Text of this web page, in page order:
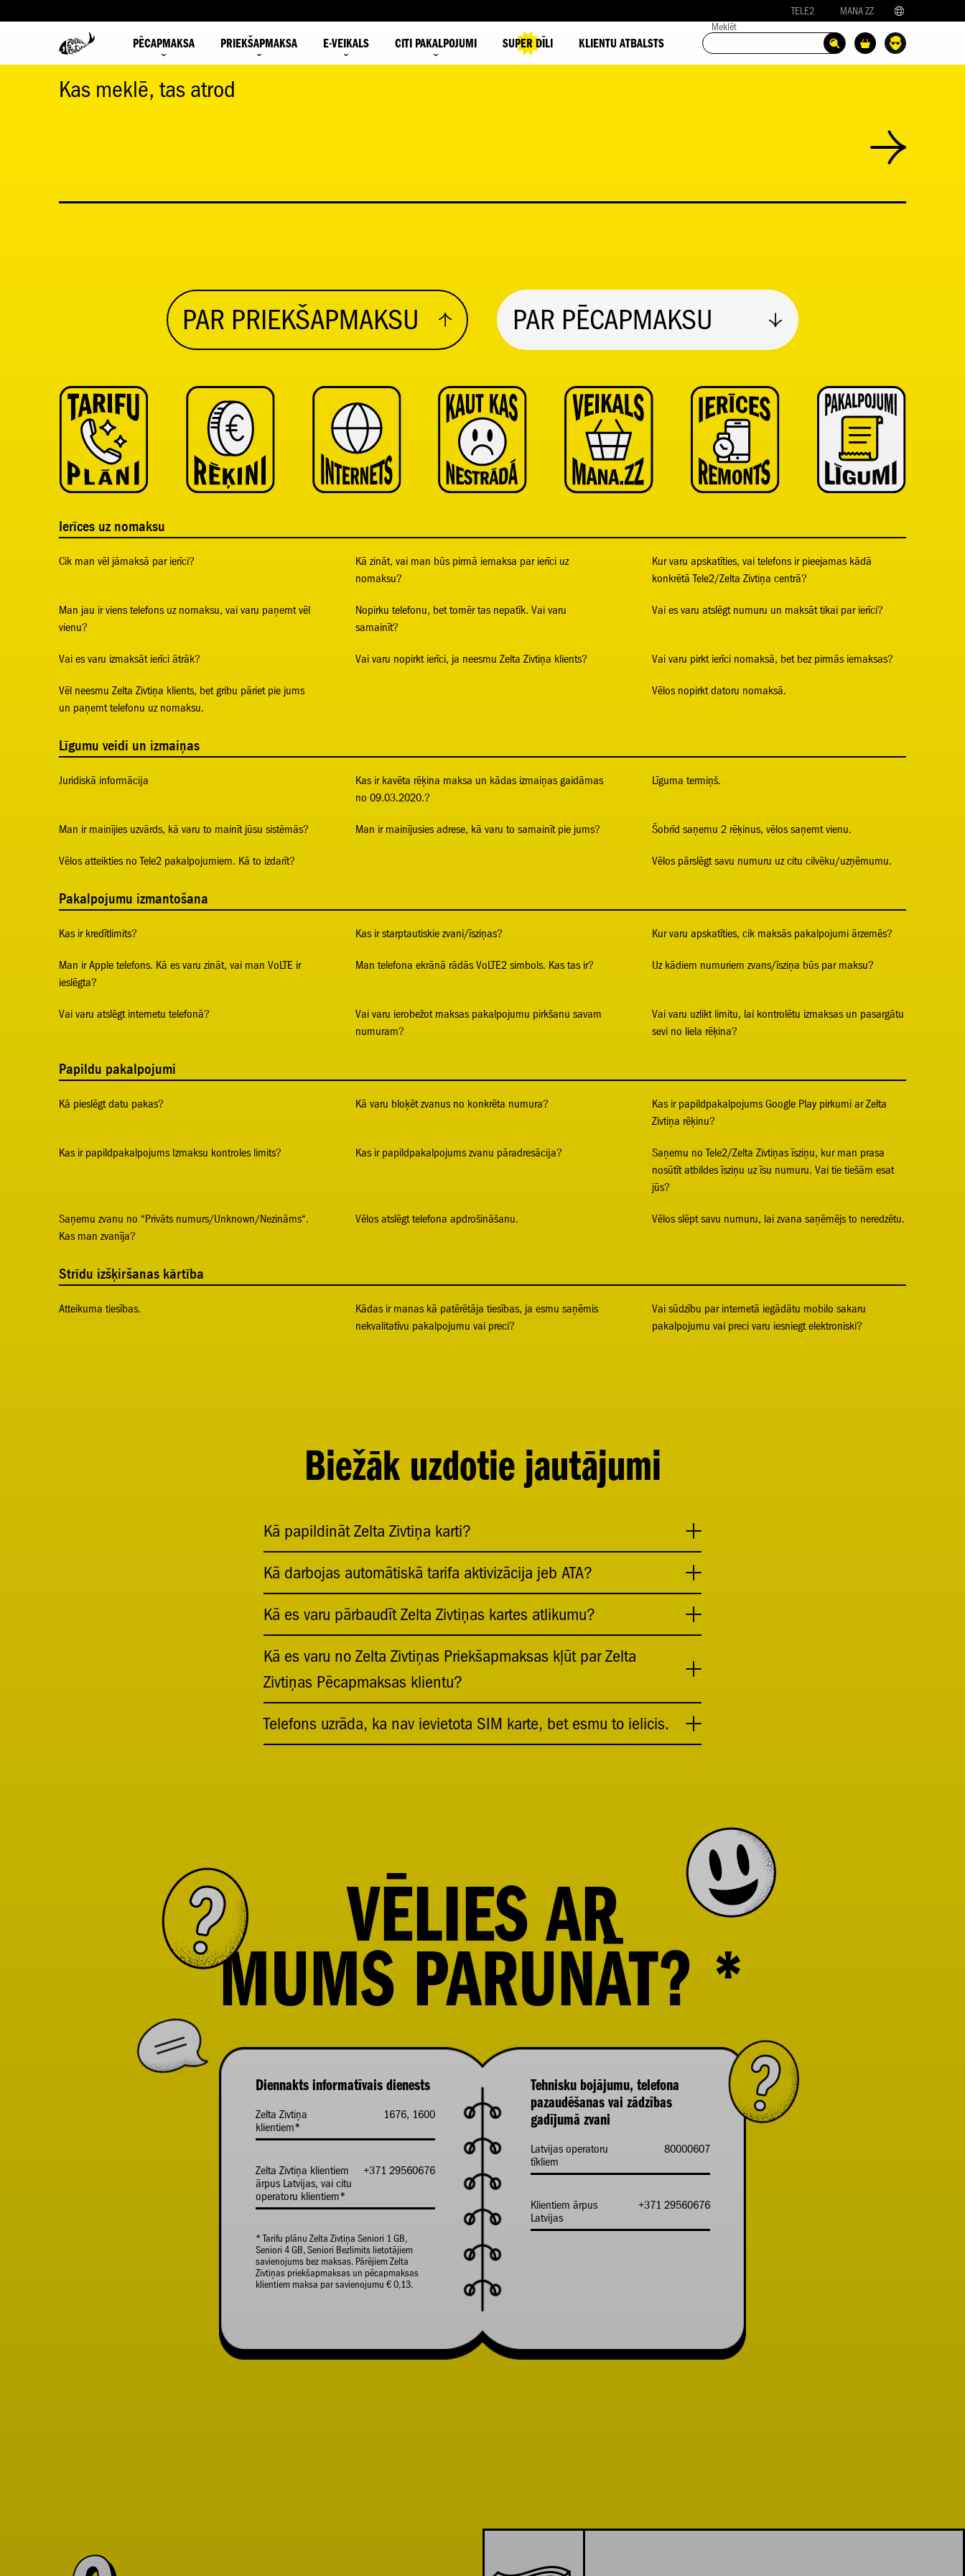
TELE2 MANA ZZ
PĒCAPMAKSA PRIEKŠAPMAKSA E-VEIKALS CITI PAKALPOJUMI SUPER DĪLI KLIENTU ATBALSTS
Meklēt
Kas meklē, tas atrod
PAR PRIEKŠAPMAKSU PAR PĒCAPMAKSU
Ierīces uz nomaksu
Cik man vēl jāmaksā par ierīci?
Kā zināt, vai man būs pirmā iemaksa par ierīci uz
nomaksu?
Kur varu apskatīties, vai telefons ir pieejamas kādā
konkrētā Tele2/Zelta Zivtiņa centrā?
Man jau ir viens telefons uz nomaksu, vai varu paņemt vēl
vienu?
Nopirku telefonu, bet tomēr tas nepatīk. Vai varu
samainīt?
Vai es varu atslēgt numuru un maksāt tikai par ierīci?
Vai es varu izmaksāt ierīci ātrāk? Vai varu nopirkt ierīci, ja neesmu Zelta Zivtiņa klients? Vai varu pirkt ierīci nomaksā, bet bez pirmās iemaksas?
Vēl neesmu Zelta Zivtiņa klients, bet gribu pāriet pie jums
un paņemt telefonu uz nomaksu.
Vēlos nopirkt datoru nomaksā.
Līgumu veidi un izmaiņas
Juridiskā informācija
Kas ir kavēta rēķina maksa un kādas izmaiņas gaidāmas
no 09.03.2020.?
Līguma termiņš.
Man ir mainījies uzvārds, kā varu to mainīt jūsu sistēmās? Man ir mainījusies adrese, kā varu to samainīt pie jums? Šobrīd saņemu 2 rēķinus, vēlos saņemt vienu.
Vēlos atteikties no Tele2 pakalpojumiem. Kā to izdarīt? Vēlos pārslēgt savu numuru uz citu cilvēku/uzņēmumu.
Pakalpojumu izmantošana
Kas ir kredītlimits? Kas ir starptautiskie zvani/īsziņas? Kur varu apskatīties, cik maksās pakalpojumi ārzemēs?
Man ir Apple telefons. Kā es varu zināt, vai man VoLTE ir
ieslēgta?
Man telefona ekrānā rādās VoLTE2 simbols. Kas tas ir? Uz kādiem numuriem zvans/īsziņa būs par maksu?
Vai varu atslēgt internetu telefonā?
Vai varu ierobežot maksas pakalpojumu pirkšanu savam
numuram?
Vai varu uzlikt limitu, lai kontrolētu izmaksas un pasargātu
sevi no liela rēķina?
Papildu pakalpojumi
Kā pieslēgt datu pakas? Kā varu bloķēt zvanus no konkrēta numura?
Kas ir papildpakalpojums Google Play pirkumi ar Zelta
Zivtiņa rēķinu?
Kas ir papildpakalpojums Izmaksu kontroles limits? Kas ir papildpakalpojums zvanu pāradresācija?
Saņemu no Tele2/Zelta Zivtiņas īsziņu, kur man prasa
nosūtīt atbildes īsziņu uz īsu numuru. Vai tie tiešām esat
jūs?
Saņemu zvanu no “Privāts numurs/Unknown/Nezināms“.
Kas man zvanīja?
Vēlos atslēgt telefona apdrošināšanu. Vēlos slēpt savu numuru, lai zvana saņēmējs to neredzētu.
Strīdu izšķiršanas kārtība
Atteikuma tiesības.
Kādas ir manas kā patērētāja tiesības, ja esmu saņēmis
nekvalitatīvu pakalpojumu vai preci?
Vai sūdzību par internetā iegādātu mobilo sakaru
pakalpojumu vai preci varu iesniegt elektroniski?
Biežāk uzdotie jautājumi
Kā papildināt Zelta Zivtiņa karti?
Kā darbojas automātiskā tarifa aktivizācija jeb ATA?
Kā es varu pārbaudīt Zelta Zivtiņas kartes atlikumu?
Kā es varu no Zelta Zivtiņas Priekšapmaksas kļūt par Zelta
Zivtiņas Pēcapmaksas klientu?
Telefons uzrāda, ka nav ievietota SIM karte, bet esmu to ielicis.
VĒLIESAR
MUMS PARUNĀT? *
Diennakts informatīvais dienests
Zelta Zivtiņa
klientiem*
1676, 1600
Zelta Zivtiņa klientiem
ārpus Latvijas, vai citu
operatoru klientiem*
+371 29560676
* Tarifu plānu Zelta Zivtiņa Seniori 1 GB,
Seniori 4 GB, Seniori Bezlimits lietotājiem
savienojums bez maksas. Pārējiem Zelta
Zivtiņas priekšapmaksas un pēcapmaksas
klientiem maksa par savienojumu € 0,13.
Tehnisku bojājumu, telefona
pazaudēšanas vai zādzības
gadījumā zvani
Latvijas operatoru
tīkliem
80000607
Klientiem ārpus
Latvijas
+371 29560676